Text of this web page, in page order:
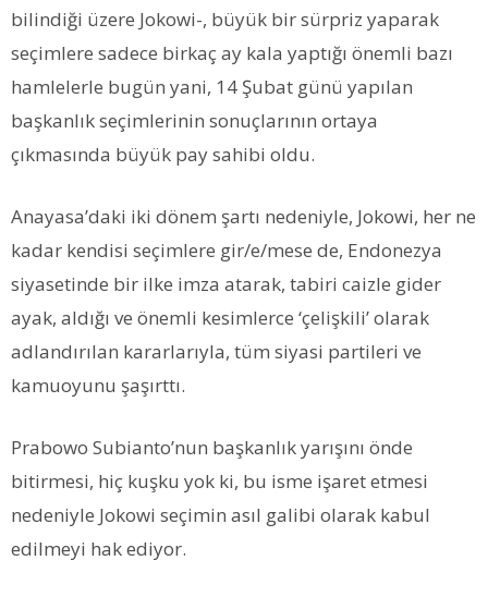
bilindiği üzere Jokowi-, büyük bir sürpriz yaparak
seçimlere sadece birkaç ay kala yaptığı önemli bazı
hamlelerle bugün yani, 14 Şubat günü yapılan
başkanlık seçimlerinin sonuçlarının ortaya
çıkmasında büyük pay sahibi oldu.
Anayasa’daki iki dönem şartı nedeniyle, Jokowi, her ne
kadar kendisi seçimlere gir/e/mese de, Endonezya
siyasetinde bir ilke imza atarak, tabiri caizle gider
ayak, aldığı ve önemli kesimlerce ‘çelişkili’ olarak
adlandırılan kararlarıyla, tüm siyasi partileri ve
kamuoyunu şaşırttı.
Prabowo Subianto’nun başkanlık yarışını önde
bitirmesi, hiç kuşku yok ki, bu isme işaret etmesi
nedeniyle Jokowi seçimin asıl galibi olarak kabul
edilmeyi hak ediyor.